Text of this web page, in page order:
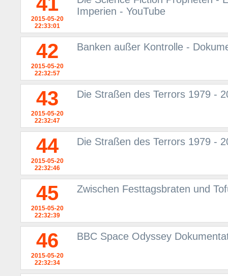
2015-05-20
22:33:01
Imperien - YouTube
42
2015-05-20
22:32:57
Banken außer Kontrolle -
43
2015-05-20
22:32:47
Die Straßen des Terrors 1979 -
44
2015-05-20
22:32:46
Die Straßen des Terrors 1979 -
45
2015-05-20
22:32:39
Zwischen Festtagsbraten und
46
2015-05-20
22:32:34
BBC Space Odyssey